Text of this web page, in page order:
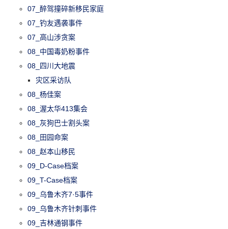
07_醉驾撞碎新移民家庭
07_钓友遇袭事件
07_高山涉贪案
08_中国毒奶粉事件
08_四川大地震
灾区采访队
08_杨佳案
08_渥太华413集会
08_灰狗巴士割头案
08_田园命案
08_赵本山移民
09_D-Case档案
09_T-Case档案
09_乌鲁木齐7·5事件
09_乌鲁木齐针刺事件
09_吉林通钢事件